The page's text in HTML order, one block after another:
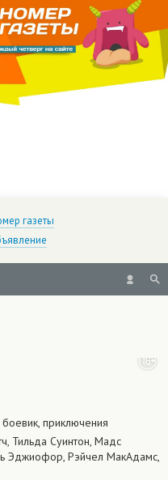
газеты
боевик, приключения
Тильда Суинтон, Мадс
Эджиофор, Рэйчел МакАдамс,